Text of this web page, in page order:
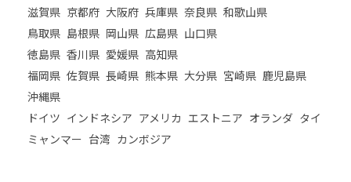
滋賀県 京都府 大阪府 兵庫県 奈良県 和歌山県
鳥取県 島根県 岡山県 広島県 山口県
徳島県 香川県 愛媛県 高知県
福岡県 佐賀県 長崎県 熊本県 大分県 宮崎県 鹿児島県
沖縄県
ドイツ インドネシア アメリカ エストニア オランダ タイ
ミャンマー 台湾 カンボジア